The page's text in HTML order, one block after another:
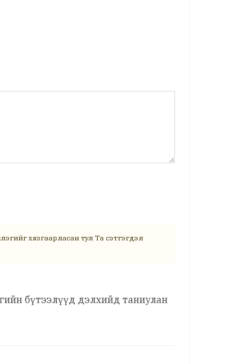
хязгаарласан тул Та сэтгэгдэл
бүтээлүүд дэлхийд таниулан